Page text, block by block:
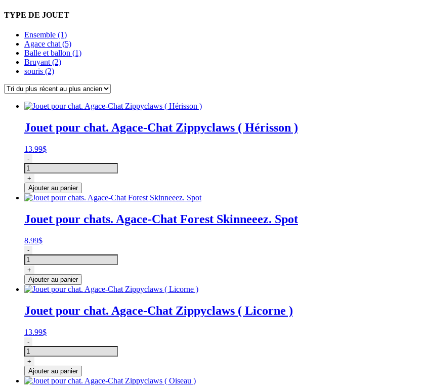
TYPE DE JOUET
Ensemble (1)
Agace chat (5)
Balle et ballon (1)
Bruyant (2)
souris (2)
Jouet pour chat. Agace-Chat Zippyclaws ( Hérisson )
13.99$
quantité
de
Jouet
pour
chat.
Agace-
Zippyclaws
Hérisson
-
+
Ajouter au panier
Jouet pour chats. Agace-Chat Forest Skinneeez. Spot
8.99$
quantité
de
Jouet
pour
chats.
Agace-
Forest
Spot
-
+
Ajouter au panier
Jouet pour chat. Agace-Chat Zippyclaws ( Licorne )
13.99$
quantité
de
Jouet
pour
chat.
Agace-
-
+
Ajouter au panier